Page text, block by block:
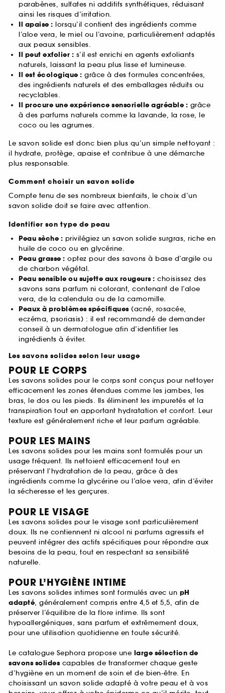
parabènes, sulfates ni additifs synthétiques, réduisant
ainsi les risques d’irritation.
Il apaise : lorsqu’il contient des ingrédients comme
l’aloe vera, le miel ou l’avoine, particulièrement adaptés
aux peaux sensibles.
Il peut exfolier : s’il est enrichi en agents exfoliants
naturels, laissant la peau plus lisse et lumineuse.
Il est écologique : grâce à des formules concentrées,
des ingrédients naturels et des emballages réduits ou
recyclables.
Il procure une expérience sensorielle agréable : grâce
à des parfums naturels comme la lavande, la rose, le
coco ou les agrumes.
Le savon solide est donc bien plus qu’un simple nettoyant :
il hydrate, protège, apaise et contribue à une démarche
plus responsable.
Comment choisir un savon solide
Compte tenu de ses nombreux bienfaits, le choix d’un
savon solide doit se faire avec attention.
Identifier son type de peau
Peau sèche : privilégiez un savon solide surgras, riche en
huile de coco ou en glycérine.
Peau grasse : optez pour des savons à base d’argile ou
de charbon végétal.
Peau sensible ou sujette aux rougeurs : choisissez des
savons sans parfum ni colorant, contenant de l’aloe
vera, de la calendula ou de la camomille.
Peaux à problèmes spécifiques(acné, rosacée,
eczéma, psoriasis) : il est recommandé de demander
conseil à un dermatologue afin d’identifier les
ingrédients à éviter.
Les savons solides selon leur usage
POUR LE CORPS
Les savons solides pour le corps sont conçus pour nettoyer
efficacement les zones étendues comme les jambes, les
bras, le dos ou les pieds. Ils éliminent les impuretés et la
transpiration tout en apportant hydratation et confort. Leur
texture est généralement riche et leur parfum agréable.
POUR LES MAINS
Les savons solides pour les mains sont formulés pour un
usage fréquent. Ils nettoient efficacement tout en
préservant l’hydratation de la peau, grâce à des
ingrédients comme la glycérine ou l’aloe vera, afin d’éviter
la sécheresse et les gerçures.
POUR LE VISAGE
Les savons solides pour le visage sont particulièrement
doux. Ils ne contiennent ni alcool ni parfums agressifs et
peuvent intégrer des actifs spécifiques pour répondre aux
besoins de la peau, tout en respectant sa sensibilité
naturelle.
POUR L’HYGIÈNE INTIME
Les savons solides intimes sont formulés avec un pH
adapté, généralement compris entre 4,5 et 5,5, afin de
préserver l’équilibre de la flore intime. Ils sont
hypoallergéniques, sans parfum et extrêmement doux,
pour une utilisation quotidienne en toute sécurité.
Le catalogue Sephora propose une large sélection de
savons solidescapables de transformer chaque geste
d’hygiène en un moment de soin et de bien-être. En
choisissant un savon solide adapté à votre peau et à vos